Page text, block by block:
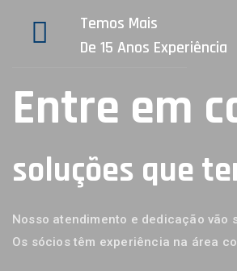
Temos Mais
De 15 Anos Experiência
Entre em
soluções que
Nosso atendimento e dedicação vão
Os sócios têm experiência na área